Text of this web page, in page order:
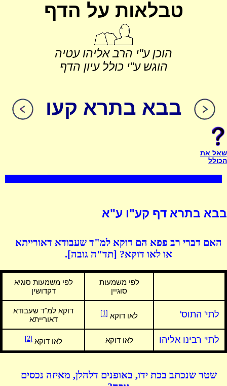
טבלאות על הדף
הוכן ע"י הרב אליהו עטיה
הוגש ע"י כולל עיון הדף
בבא בתרא קעו
שאל את
הכולל
בבא בתרא דף קע"ו ע"א
האם דברי רב פפא הם דוקא למ"ד שעבודא דאורייתא
או לאו דוקא? [תד"ה גובה].
לפי משמעות
סוגיין
לפי משמעות סוגיא
דקדושין
לתי' התוס' לאו דוקא [1]
דוקא למ"ד שעבודא
דאורייתא
לתי' רבינו אליהו לאו דוקא לאו דוקא[2]
שטר שנכתב בכת ידו, באופנים דלהלן, מאיזה נכסים